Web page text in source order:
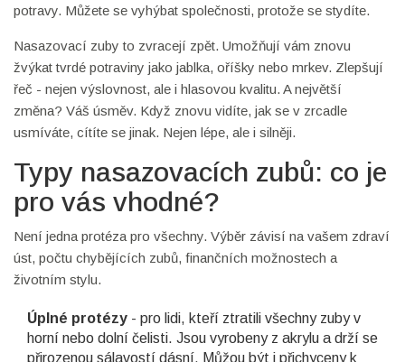
potravy. Můžete se vyhýbat společnosti, protože se stydíte.
Nasazovací zuby to zvracejí zpět. Umožňují vám znovu
žvýkat tvrdé potraviny jako jablka, oříšky nebo mrkev. Zlepšují
řeč - nejen výslovnost, ale i hlasovou kvalitu. A největší
změna? Váš úsměv. Když znovu vidíte, jak se v zrcadle
usmíváte, cítíte se jinak. Nejen lépe, ale i silněji.
Typy nasazovacích zubů: co je
pro vás vhodné?
Není jedna protéza pro všechny. Výběr závisí na vašem zdraví
úst, počtu chybějících zubů, finančních možnostech a
životním stylu.
Úplné protézy - pro lidi, kteří ztratili všechny zuby v
horní nebo dolní čelisti. Jsou vyrobeny z akrylu a drží se
přirozenou sálavostí dásní. Můžou být i přichyceny k